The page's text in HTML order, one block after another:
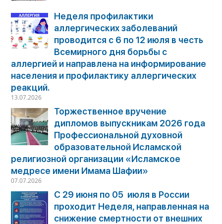
Неделя профилактики
аллергических заболеваний
проводится с 6 по 12 июля в честь
Всемирного дня борьбы с
аллергией и направлена на информирование
населения и профилактику аллергических
реакций.
13.07.2026
Торжественное вручение
дипломов выпускникам 2026 года
Профессиональной духовной
образовательной Исламской
религиозной организации «Исламское
медресе имени Имама Шафии»
07.07.2026
С 29 июня по 05 июля в России
проходит Неделя, направленная на
снижение смертности от внешних